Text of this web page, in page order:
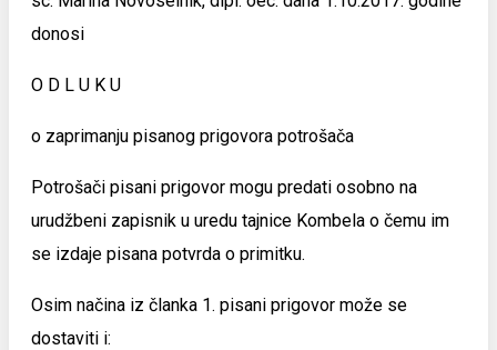
donosi
O D L U K U
o zaprimanju pisanog prigovora potrošača
Potrošači pisani prigovor mogu predati osobno na
urudžbeni zapisnik u uredu tajnice Kombela o čemu im
se izdaje pisana potvrda o primitku.
Osim načina iz članka 1. pisani prigovor može se
dostaviti i: